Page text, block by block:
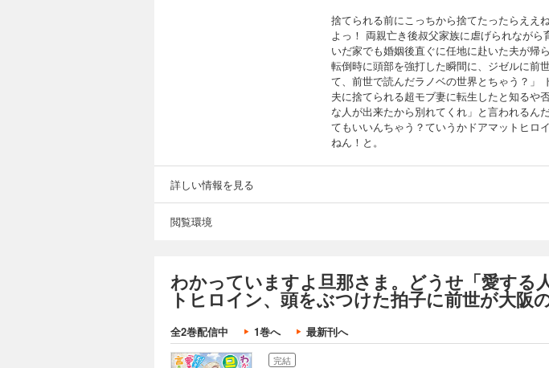
捨てられる前にこっちから捨てたったらええ
よっ！ 両親亡き後叔父家族に虐げられなが
いだ家でも婚姻後直ぐに任地に赴いた夫が帰
転倒時に頭部を強打した瞬間に、ジゼルに前
て、前世で読んだラノベの世界とちゃう？」
夫に捨てられる超モブ妻に転生したと知るや
な人が出来たから別れてくれ」と言われるん
てもいいんちゃう？ていうかドアマットヒロ
ねん！と。
詳しい情報を見る
閲覧環境
わかっていますよ旦那さま。どうせ「愛す
トヒロイン、頭をぶつけた拍子に前世が大
全2巻配信中 1巻へ 最新刊へ
完結